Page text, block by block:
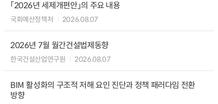
「2026년 세제개편안」의 주요 내용
국회예산정책처 2026.08.07
2026년 7월 월간건설법제동향
한국건설산업연구원 2026.08.07
BIM 활성화의 구조적 저해 요인 진단과 정책 패러다임 전환
방향